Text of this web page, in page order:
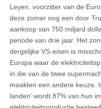
Leyen, voorzitter van de
deze zomer nog een door
aankoop van 750 miljard
periode van drie jaar. Het
dergelijke VS-eisen is
Europa waar de
in die van de twee
maakten een andere keuze.
landen’ wordt 87% van hun